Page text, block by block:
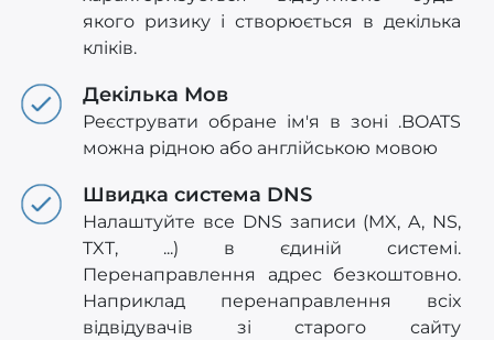
якого ризику і створюється в декілька
кліків.
Декілька Мов
Реєструвати обране ім'я в зоні .BOATS
можна рідною або англійською мовою
Швидка система DNS
Налаштуйте все DNS записи (MX, A, NS,
TXT, ...) в єдиній системі.
Перенаправлення адрес безкоштовно.
Наприклад перенаправлення всіх
відвідувачів зі старого сайту